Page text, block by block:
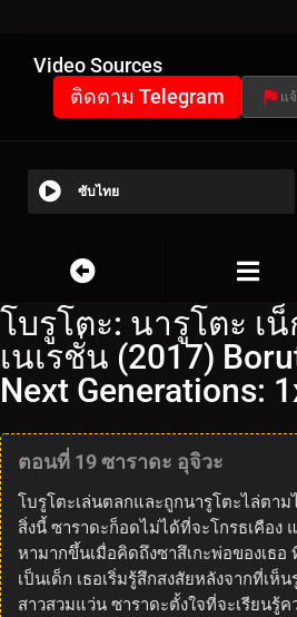
Video Sources
ติดตาม Telegram แ
ซับไทย
โบรูโตะ: นารูโตะ เ
เนเรชั่น (2017)
Next Generations:
ตอนที่ 19 ซาราดะ อุจิวะ
โบรูโตะเล่นตลกและถูกนารูโตะไล่ตา
สิ่งนี้ ซาราดะก็อดไม่ได้ที่จะโกรธเคือง
หามากขึ้นเมื่อคิดถึงซาสึเกะพ่อของเธอ
เป็นเด็ก เธอเริ่มรู้สึกสงสัยหลังจากที่เห็
สาวสวมแว่น ซาราดะตั้งใจที่จะเรียนรู้